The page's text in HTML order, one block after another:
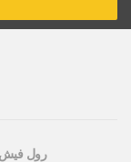
رول فیش